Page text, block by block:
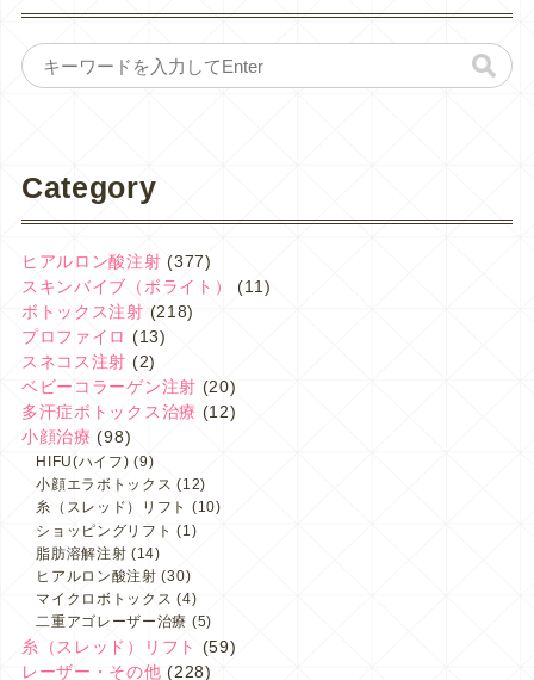
Category
ヒアルロン酸注射 (377)
スキンバイブ（ボライト）
(11)
ボトックス注射 (218)
プロファイロ (13)
スネコス注射 (2)
ベビーコラーゲン注射 (20)
多汗症ボトックス治療 (12)
小顔治療 (98)
HIFU(ハイフ) (9)
小顔エラボトックス (12)
糸（スレッド）リフト (10)
ショッピングリフト (1)
脂肪溶解注射 (14)
ヒアルロン酸注射 (30)
マイクロボトックス (4)
二重アゴレーザー治療 (5)
糸（スレッド）リフト (59)
レーザー・その他 (228)